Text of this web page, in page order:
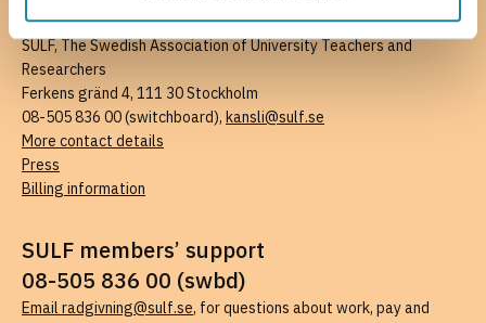
Contact
SULF, The Swedish Association of University Teachers and
Researchers
Ferkens gränd 4, 111 30 Stockholm
08-505 836 00 (switchboard), kansli@sulf.se
More contact details
Press
Billing information
SULF members’ support
08-505 836 00 (swbd)
Email radgivning@sulf.se, for questions about work, pay and